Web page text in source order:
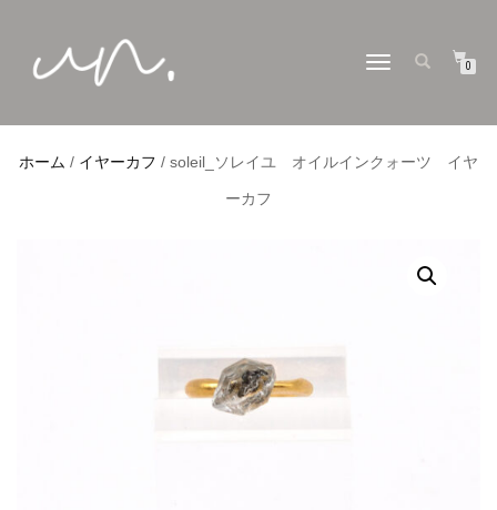
ナ
ョ
0
ホーム / イヤーカフ / soleil_ソレイユ オイルインクォーツ イヤ
ーカフ